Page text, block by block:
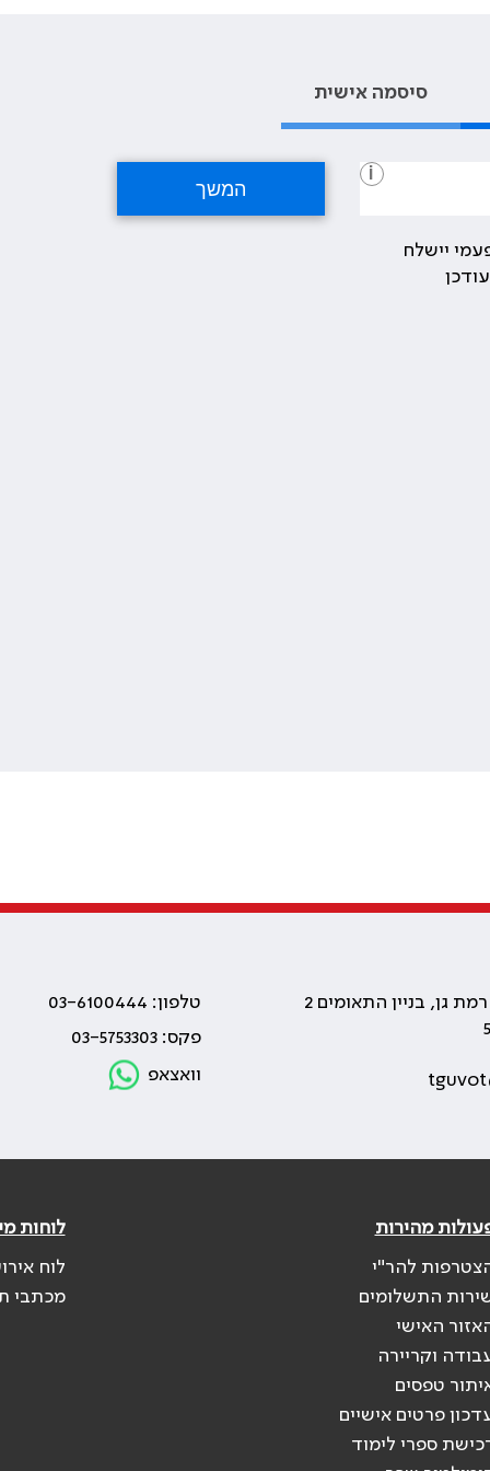
סיסמה אישית
i
יישלח
טלפון: 03-6100444
פקס: 03-5753303
וואצאפ
מהירות
להר"י
התשלומים
האישי
וקריירה
טפסים
פרטים אישיים
ספרי לימוד
לוחות
לוח
מכתבי